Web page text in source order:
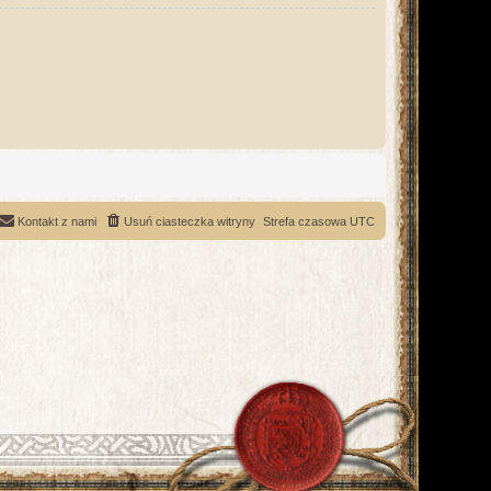
Strefa czasowa UTC
Usuń ciasteczka witryny
Kontakt z nami